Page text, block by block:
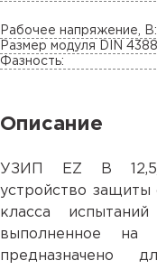
Рабочее напряжение, В:
Размер модуля DIN
Фазность:
Описание
УЗИП EZ B
устройство защиты
класса
выполненное на